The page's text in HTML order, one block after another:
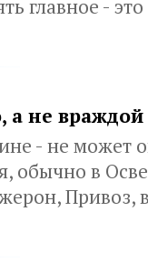
главное -
а не враждой
- не может
обычно в
Привоз,